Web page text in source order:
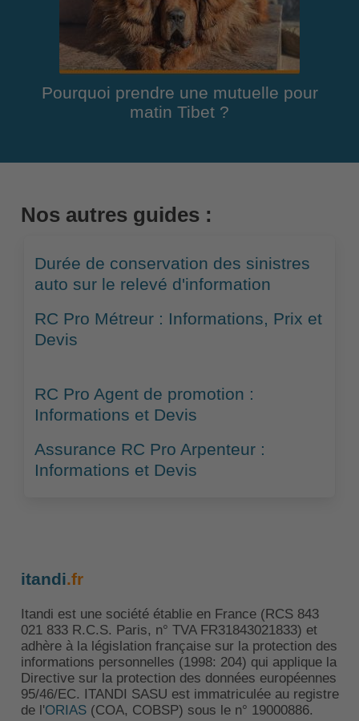
Pourquoi prendre une mutuelle pour
matin Tibet ?
Nos autres guides :
Durée de conservation des sinistres
auto sur le relevé d'information
RC Pro Métreur : Informations, Prix et
Devis
RC Pro Agent de promotion :
Informations et Devis
Assurance RC Pro Arpenteur :
Informations et Devis
itandi.fr
Itandi est une société établie en France (RCS 843
021 833 R.C.S. Paris, n° TVA FR31843021833) et
adhère à la législation française sur la protection des
informations personnelles (1998: 204) qui applique la
Directive sur la protection des données européennes
95/46/EC. ITANDI SASU est immatriculée au registre
de l'ORIAS(COA, COBSP) sous le n° 19000886.